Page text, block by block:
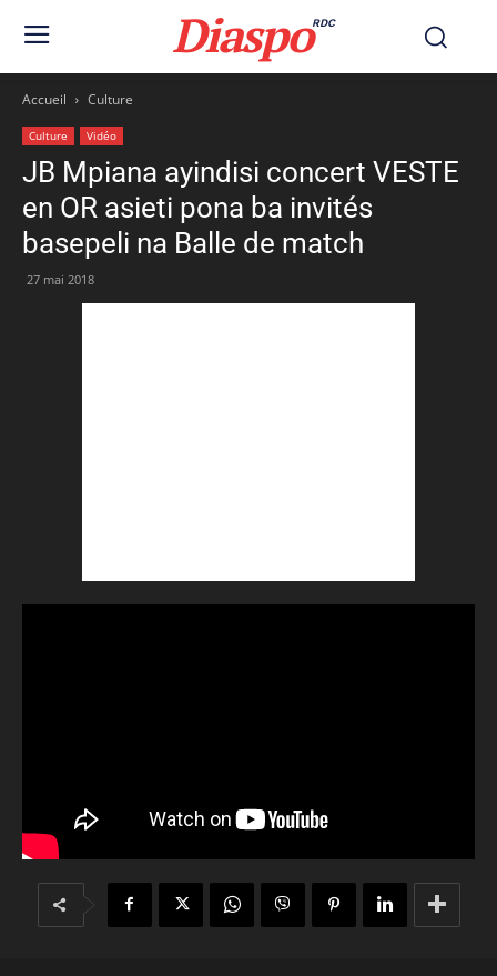
DiaspoRDC
Accueil Culture
Culture Vidéo
JB Mpiana ayindisi concert VESTE
en OR asieti pona ba invités
basepeli na Balle de match
27 mai 2018